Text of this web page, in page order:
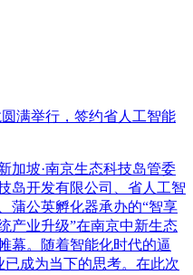
满举行，签约省人工智能
加坡·南京生态科技岛管委
岛开发有限公司、省人工智
蒲公英孵化器承办的“智享
产业升级”在南京中新生态
幕。随着智能化时代的逼
成为当下的思考。在此次